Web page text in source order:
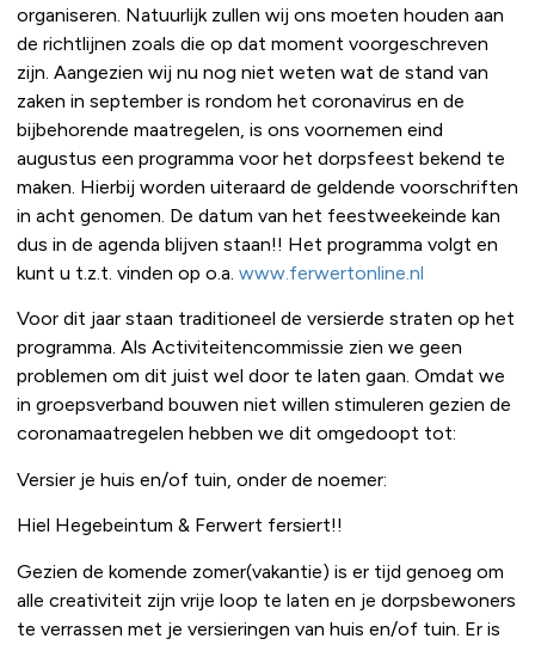
organiseren. Natuurlijk zullen wij ons moeten houden aan
de richtlijnen zoals die op dat moment voorgeschreven
zijn. Aangezien wij nu nog niet weten wat de stand van
zaken in september is rondom het coronavirus en de
bijbehorende maatregelen, is ons voornemen eind
augustus een programma voor het dorpsfeest bekend te
maken. Hierbij worden uiteraard de geldende voorschriften
in acht genomen. De datum van het feestweekeinde kan
dus in de agenda blijven staan!! Het programma volgt en
kunt u t.z.t. vinden op o.a. www.ferwertonline.nl
Voor dit jaar staan traditioneel de versierde straten op het
programma. Als Activiteitencommissie zien we geen
problemen om dit juist wel door te laten gaan. Omdat we
in groepsverband bouwen niet willen stimuleren gezien de
coronamaatregelen hebben we dit omgedoopt tot:
Versier je huis en/of tuin, onder de noemer:
Hiel Hegebeintum & Ferwert fersiert!!
Gezien de komende zomer(vakantie) is er tijd genoeg om
alle creativiteit zijn vrije loop te laten en je dorpsbewoners
te verrassen met je versieringen van huis en/of tuin. Er is